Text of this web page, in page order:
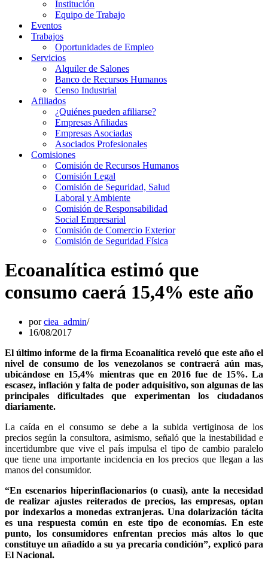
Institución
Equipo de Trabajo
Eventos
Trabajos
Oportunidades de Empleo
Servicios
Alquiler de Salones
Banco de Recursos Humanos
Censo Industrial
Afiliados
¿Quiénes pueden afiliarse?
Empresas Afiliadas
Empresas Asociadas
Asociados Profesionales
Comisiones
Comisión de Recursos Humanos
Comisión Legal
Comisión de Seguridad, Salud
Laboral y Ambiente
Comisión de Responsabilidad
Social Empresarial
Comisión de Comercio Exterior
Comisión de Seguridad Física
Ecoanalítica estimó que
consumo caerá 15,4% este año
porciea_admin
16/08/2017
El último informe de la firma Ecoanalítica reveló que este año el
nivel de consumo de los venezolanos se contraerá aún mas,
ubicándose en 15,4% mientras que en 2016 fue de 15%. La
escasez, inflación y falta de poder adquisitivo, son algunas de las
principales dificultades que experimentan los ciudadanos
diariamente.
La caída en el consumo se debe a la subida vertiginosa de los
precios según la consultora, asimismo, señaló que la inestabilidad e
incertidumbre que vive el país impulsa el tipo de cambio paralelo
que tiene una importante incidencia en los precios que llegan a las
manos del consumidor.
“En escenarios hiperinflacionarios (o cuasi), ante la necesidad
de realizar ajustes reiterados de precios, las empresas, optan
por indexarlos a monedas extranjeras. Una dolarización tácita
es una respuesta común en este tipo de economías. En este
punto, los consumidores enfrentan precios más altos lo que
constituye un añadido a su ya precaria condición”, explicó para
El Nacional.